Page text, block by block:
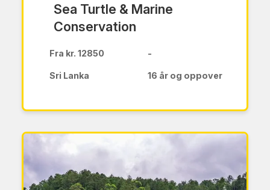
Sea Turtle & Marine
Conservation
Fra kr. 12850 -
Sri Lanka 16 år og oppover